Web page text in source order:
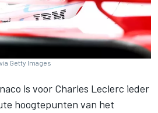
Getty Images
is voor Charles Leclerc ieder
hoogtepunten van het